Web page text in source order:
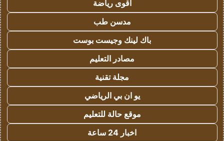
اقوى رياضة
مدسن طب
باك لينك وجيست بوست
مصادر التعليم
مجلة تقنية
يو ان بي الرياضي
موقع حالة للتعليم
اخبار 24 ساعة